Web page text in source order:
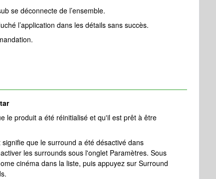
se déconnecte de l’ensemble.
l’application dans les détails sans succès.
le produit a été réinitialisé et qu'il est prêt à être
que le surround a été désactivé dans
les surrounds sous l'onglet Paramètres. Sous
cinéma dans la liste, puis appuyez sur Surround